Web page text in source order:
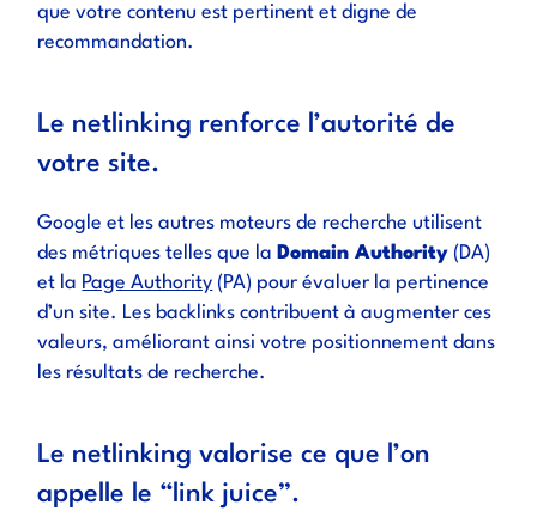
que votre contenu est pertinent et digne de
recommandation.
Le netlinking renforce l’autorité de
votre site.
Google et les autres moteurs de recherche utilisent
des métriques telles que la Domain Authority (DA)
et la Page Authority (PA) pour évaluer la pertinence
d’un site. Les backlinks contribuent à augmenter ces
valeurs, améliorant ainsi votre positionnement dans
les résultats de recherche.
Le netlinking valorise ce que l’on
appelle le “link juice”.